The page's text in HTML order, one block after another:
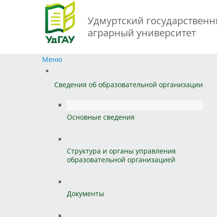
Удмуртский
аграрный университет
Меню
Сведения об образовательной организации
Основные сведения
Структура и органы управления
образовательной организацией
Документы